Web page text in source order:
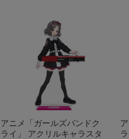
アニメ「ガールズバンドク
ライ」 アクリルキャラスタ